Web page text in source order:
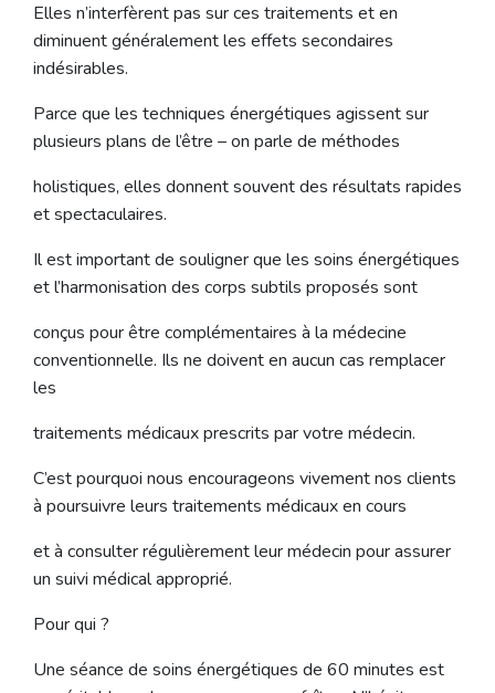
Elles n’interfèrent pas sur ces traitements et en
diminuent généralement les effets secondaires
indésirables.
Parce que les techniques énergétiques agissent sur
plusieurs plans de l’être – on parle de méthodes
holistiques, elles donnent souvent des résultats rapides
et spectaculaires.
Il est important de souligner que les soins énergétiques
et l’harmonisation des corps subtils proposés sont
conçus pour être complémentaires à la médecine
conventionnelle. Ils ne doivent en aucun cas remplacer
les
traitements médicaux prescrits par votre médecin.
C’est pourquoi nous encourageons vivement nos clients
à poursuivre leurs traitements médicaux en cours
et à consulter régulièrement leur médecin pour assurer
un suivi médical approprié.
Pour qui ?
Une séance de soins énergétiques de 60 minutes est